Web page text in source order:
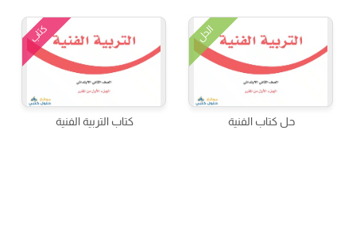
الحل
حل كتاب الفنية
كتاب
كتاب التربية الفنية